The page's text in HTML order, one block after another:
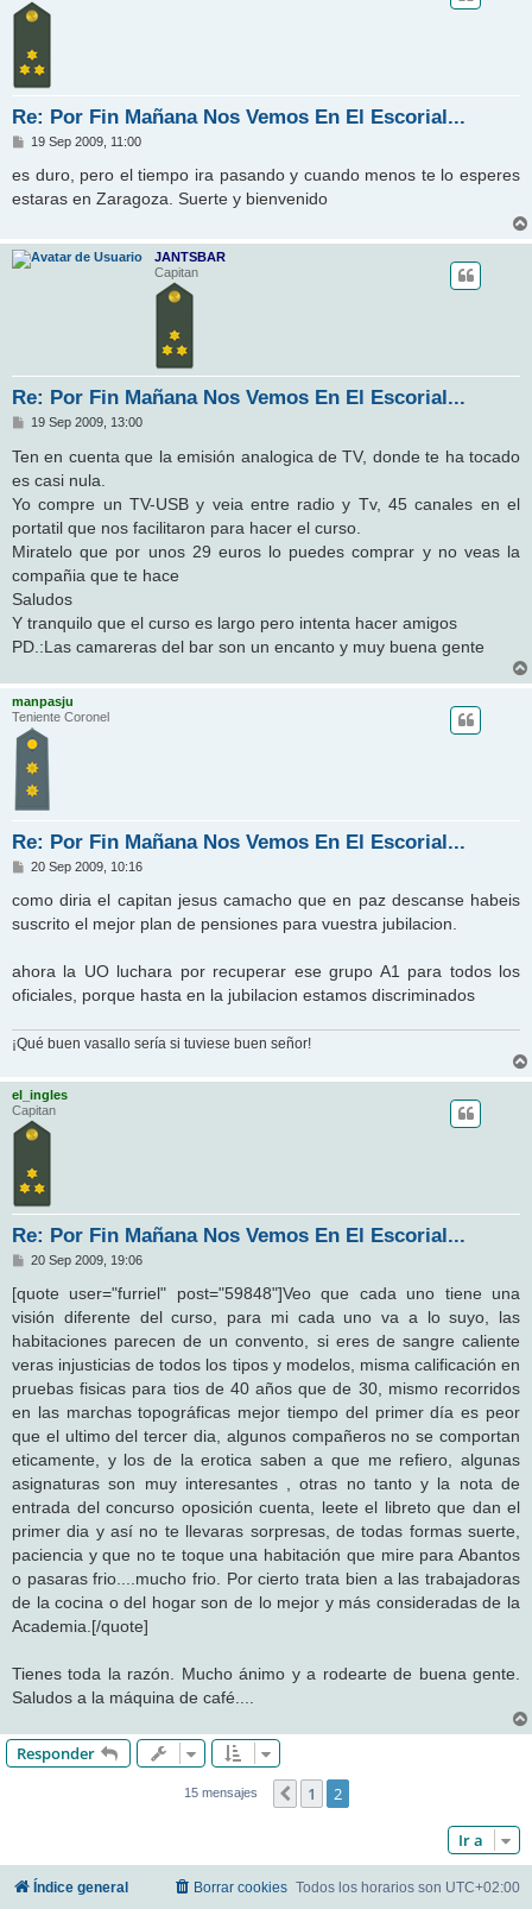
Re: Por Fin Mañana Nos Vemos En El Escorial...
M
n
a
19 Sep 2009, 11:00
es duro, pero el tiempo ira pasando y cuando menos te lo esperes
estaras en Zaragoza. Suerte y bienvenido
JANTSBAR
Capitan
Re: Por Fin Mañana Nos Vemos En El Escorial...
M
n
s
a
e
19 Sep 2009, 13:00
Ten en cuenta que la emisión analogica de TV, donde te ha tocado
es casi nula.
Yo compre un TV-USB y veia entre radio y Tv, 45 canales en el
portatil que nos facilitaron para hacer el curso.
Miratelo que por unos 29 euros lo puedes comprar y no veas la
compañia que te hace
Saludos
Y tranquilo que el curso es largo pero intenta hacer amigos
PD.:Las camareras del bar son un encanto y muy buena gente
manpasju
Teniente Coronel
Re: Por Fin Mañana Nos Vemos En El Escorial...
M
n
a
20 Sep 2009, 10:16
como diria el capitan jesus camacho que en paz descanse habeis
suscrito el mejor plan de pensiones para vuestra jubilacion.
ahora la UO luchara por recuperar ese grupo A1 para todos los
oficiales, porque hasta en la jubilacion estamos discriminados
¡Qué buen vasallo sería si tuviese buen señor!
el_ingles
Capitan
Re: Por Fin Mañana Nos Vemos En El Escorial...
M
n
a
j
e
20 Sep 2009, 19:06
[quote user="furriel" post="59848"]Veo que cada uno tiene una
visión diferente del curso, para mi cada uno va a lo suyo, las
habitaciones parecen de un convento, si eres de sangre caliente
veras injusticias de todos los tipos y modelos, misma calificación en
pruebas fisicas para tios de 40 años que de 30, mismo recorridos
en las marchas topográficas mejor tiempo del primer día es peor
que el ultimo del tercer dia, algunos compañeros no se comportan
eticamente, y los de la erotica saben a que me refiero, algunas
asignaturas son muy interesantes , otras no tanto y la nota de
entrada del concurso oposición cuenta, leete el libreto que dan el
primer dia y así no te llevaras sorpresas, de todas formas suerte,
paciencia y que no te toque una habitación que mire para Abantos
o pasaras frio....mucho frio. Por cierto trata bien a las trabajadoras
de la cocina o del hogar son de lo mejor y más consideradas de la
Academia.[/quote]
Tienes toda la razón. Mucho ánimo y a rodearte de buena gente.
Saludos a la máquina de café....
Responder
15 mensajes Anterior
1 2
Ir a
Índice general Todos los horarios son UTC+02:00
Borrar cookies